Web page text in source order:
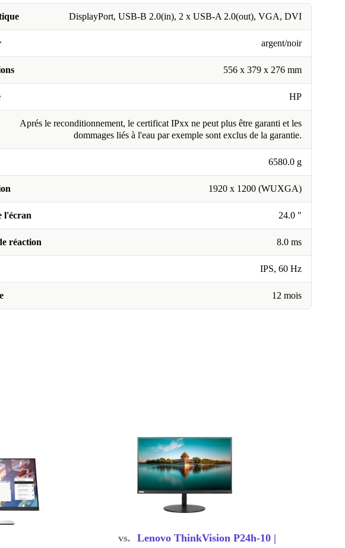
DisplayPort, USB-B 2.0(in), 2 x USB-A 2.0(out), VGA, DVI
argent/noir
556 x 379 x 276 mm
HP
Aprés le reconditionnement, le certificat IPxx ne peut plus être garanti et les
dommages liés à l'eau par exemple sont exclus de la garantie.
6580.0 g
1920 x 1200 (WUXGA)
l'écran 24.0 "
réaction 8.0 ms
IPS, 60 Hz
12 mois
vs. Lenovo ThinkVision P24h-10 |